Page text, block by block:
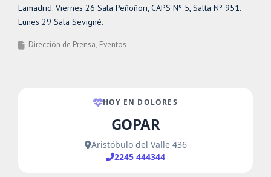
Lamadrid. Viernes 26 Sala Peñoñori, CAPS Nº 5, Salta Nº 951.
Lunes 29 Sala Sevigné.
Dirección de Prensa Eventos